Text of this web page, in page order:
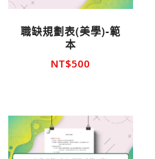
職缺規劃表(美學)-範
本
NT$500